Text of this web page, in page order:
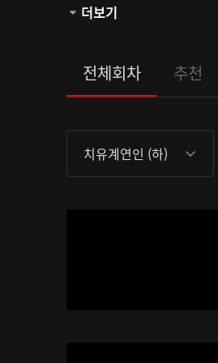
관람등급:
더보기
전체회차 추천
치유계연인 (하)